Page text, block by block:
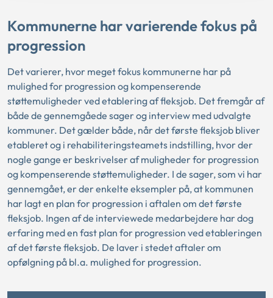
Kommunerne har varierende fokus på
progression
Det varierer, hvor meget fokus kommunerne har på
mulighed for progression og kompenserende
støttemuligheder ved etablering af fleksjob. Det fremgår af
både de gennemgåede sager og interview med udvalgte
kommuner. Det gælder både, når det første fleksjob bliver
etableret og i rehabiliteringsteamets indstilling, hvor der
nogle gange er beskrivelser af muligheder for progression
og kompenserende støttemuligheder. I de sager, som vi har
gennemgået, er der enkelte eksempler på, at kommunen
har lagt en plan for progression i aftalen om det første
fleksjob. Ingen af de interviewede medarbejdere har dog
erfaring med en fast plan for progression ved etableringen
af det første fleksjob. De laver i stedet aftaler om
opfølgning på bl.a. mulighed for progression.